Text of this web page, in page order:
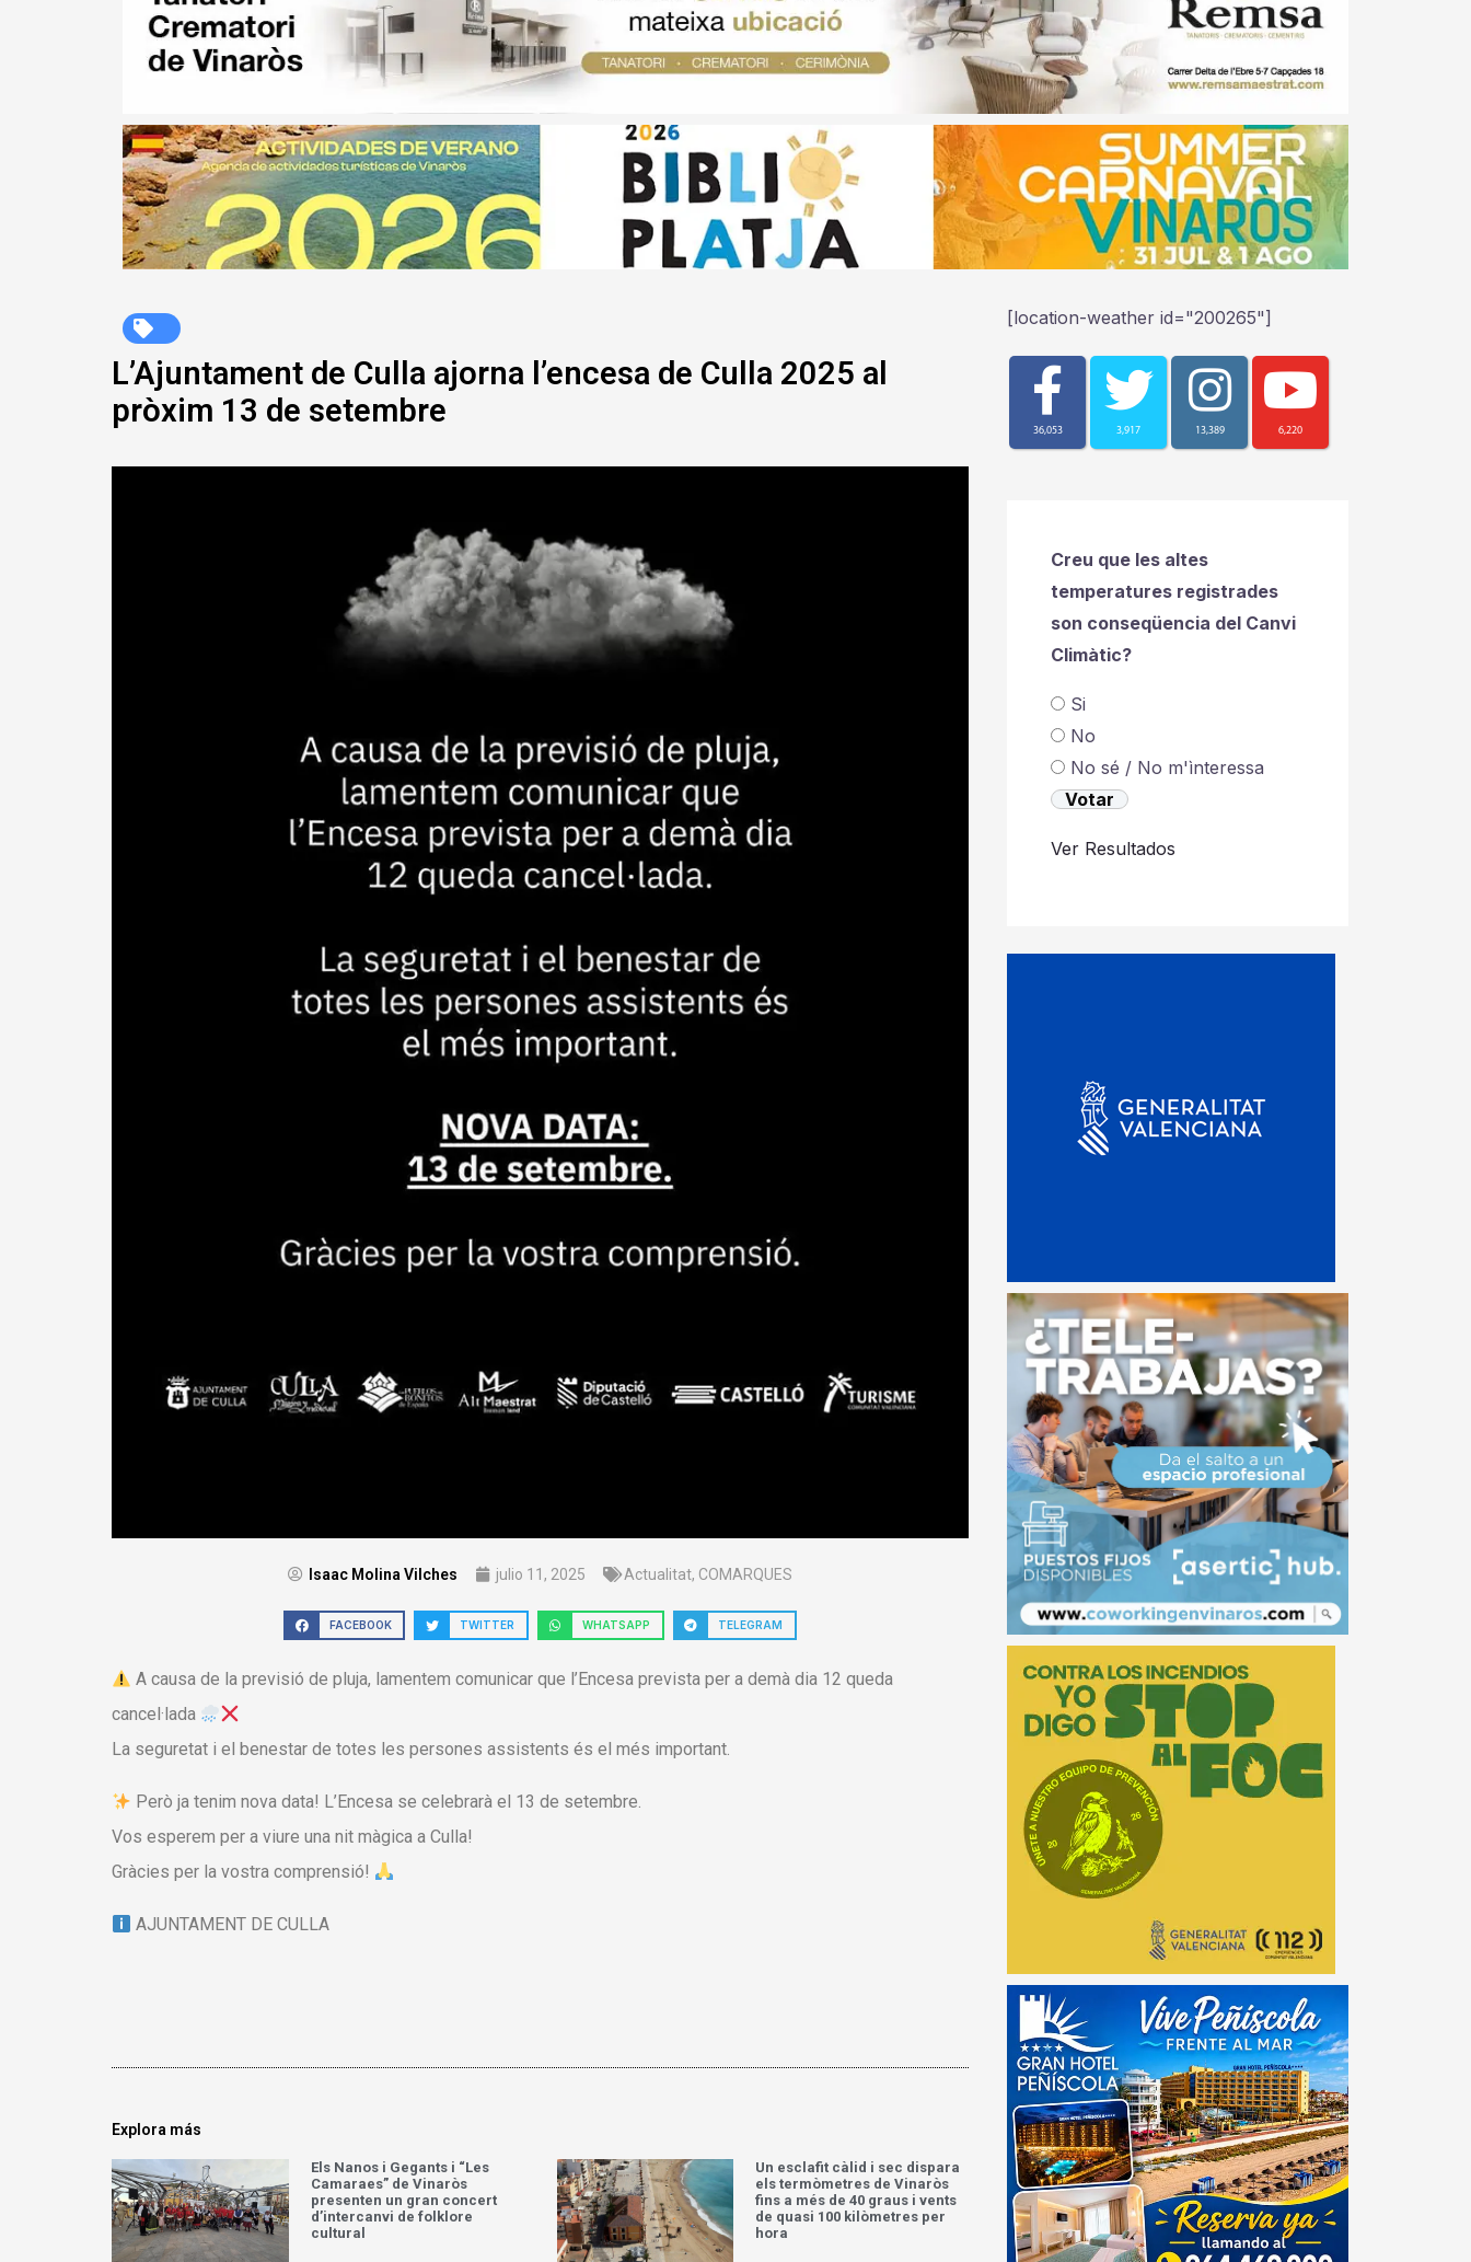
L’Ajuntament de Culla ajorna l’encesa de Culla 2025 al
pròxim 13 de setembre
Isaac Molina Vilches julio 11, 2025 Actualitat, COMARQUES
FACEBOOK TWITTER WHATSAPP TELEGRAM
A causa de la previsió de pluja, lamentem comunicar que l’Encesa prevista per a demà dia 12 queda
cancel·lada
La seguretat i el benestar de totes les persones assistents és el més important.
Però ja tenim nova data! L’Encesa se celebrarà el 13 de setembre.
Vos esperem per a viure una nit màgica a Culla!
Gràcies per la vostra comprensió!
AJUNTAMENT DE CULLA
Explora más
Els Nanos i Gegants i “Les
Camaraes” de Vinaròs
presenten un gran concert
d’intercanvi de folklore
cultural
Un esclafit càlid i sec dispara
els termòmetres de Vinaròs
fins a més de 40 graus i vents
de quasi 100 kilòmetres per
hora
[location-weather id="200265"]
36,053 3,917 13,389 6,220
Creu que les altes
temperatures registrades
son conseqüencia del Canvi
Climàtic?
Si
No
No sé / No m'ìnteressa
Ver Resultados